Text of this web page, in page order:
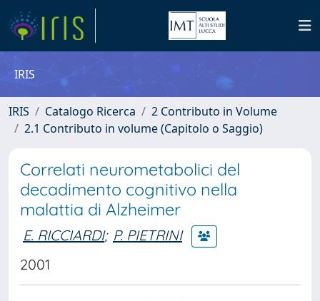
IRIS
IRIS Catalogo Ricerca
2 Contributo in Volume
2.1 Contributo in volume (Capitolo o Saggio)
Correlati neurometabolici del
decadimento cognitivo nella
malattia di Alzheimer
E. RICCIARDI; P. PIETRINI
2001